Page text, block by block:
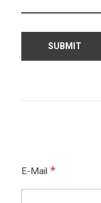
E-Mail *